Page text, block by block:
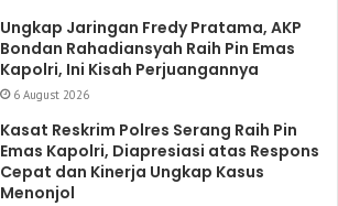
Ungkap Jaringan Fredy Pratama, AKP
Bondan Rahadiansyah Raih Pin Emas
Kapolri, Ini Kisah Perjuangannya
6 August 2026
Kasat Reskrim Polres Serang Raih Pin
Emas Kapolri, Diapresiasi atas Respons
Cepat dan Kinerja Ungkap Kasus
Menonjol